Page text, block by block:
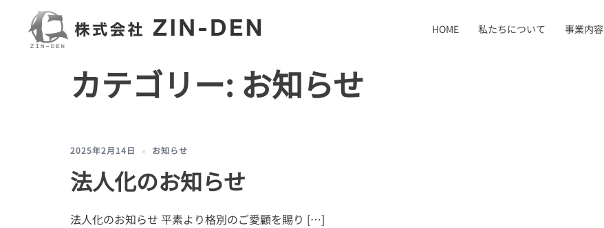
HOME 私たちについて 事業内容
カテゴリー: お知らせ
2025年2月14日 お知らせ
法人化のお知らせ
法人化のお知らせ 平素より格別のご愛顧を賜り […]